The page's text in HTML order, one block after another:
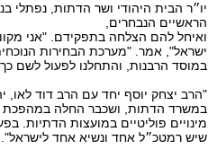
יו״ר הבית היהודי ושר הדתות, נפתלי
הראשיים הנבחרים,
ואיחל להם הצלחה בתפקידם. "אני
ישראל", אמר. "מערכת הבחירות
במוסד הרבנות, והתחלנו לפעול לשם
"הרב יצחק יוסף יחד עם הרב דוד לאו,
במשרד הדתות, ושכבר החלה במהפכת
מינויים פוליטיים במועצות הדתיות.
שיש רמטכ״ל אחד ונשיא אחד לישראל".